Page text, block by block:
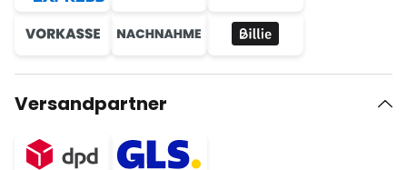
Versandpartner